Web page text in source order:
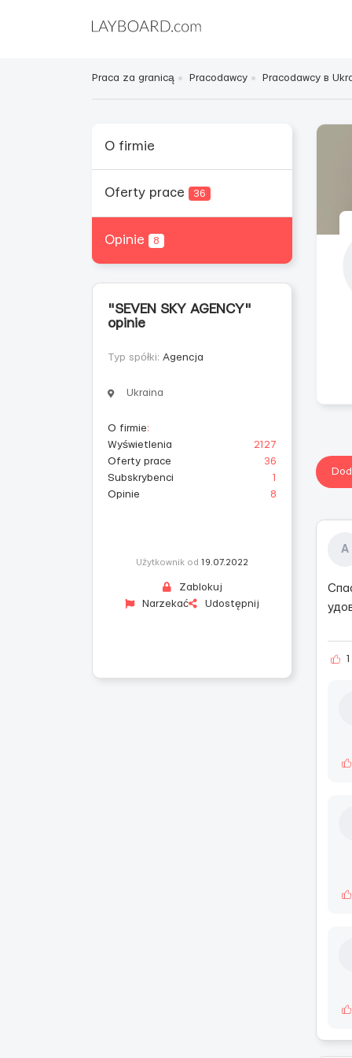
Praca za granicą Pracodawcy Pracodawcy в
O firmie
Oferty prace 36
Opinie 8
"SEVEN SKY AGENCY"
opinie
Typ spółki: Agencja
Ukraina
O firmie:
Wyświetlenia
2127
Oferty prace
36
Subskrybenci
1
Opinie
8
Użytkownik od 19.07.2022
Zablokuj
Narzekać
Udostępnij
А
1